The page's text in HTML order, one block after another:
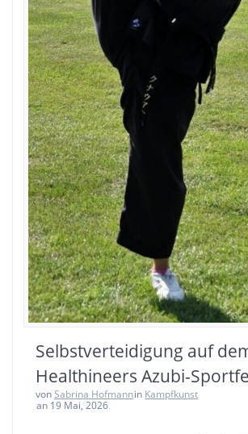
Selbstverteidigung auf
Healthineers Azubi-
vonSabrina Hofmannin Kampfkunst
an 19 Mai, 2026